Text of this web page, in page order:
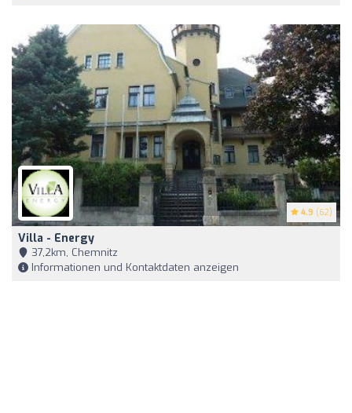
4.9 (62)
Villa - Energy
37,2km, Chemnitz
Informationen und Kontaktdaten anzeigen